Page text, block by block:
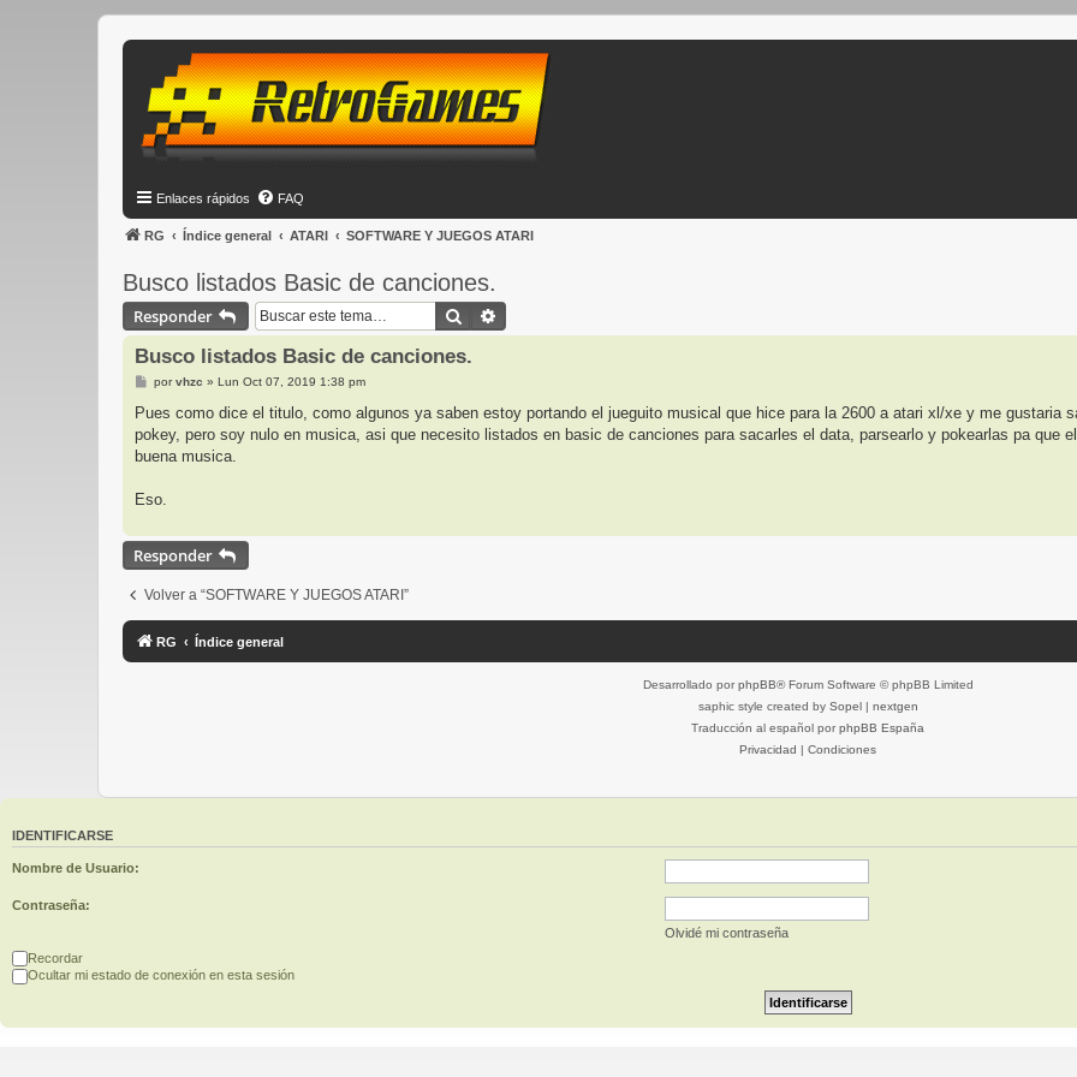
Enlaces rápidos FAQ
RG Índice general ATARI SOFTWARE Y JUEGOS ATARI
Busco listados Basic de canciones.
Responder Buscar
Busco listados Basic de canciones.
M
n
a
j
porvhzc » Lun Oct 07, 2019 1:38 pm
Pues como dice el titulo, como algunos ya saben estoy portando el jueguito musical que hice para la 2600 a atari xl/xe y me gustaria
pokey, pero soy nulo en musica, asi que necesito listados en basic de canciones para sacarles el data, parsearlo y pokearlas pa que
buena musica.
Eso.
Responder
Volver a “SOFTWARE Y JUEGOS ATARI”
RG Índice general
Desarrollado por phpBB® Forum Software © phpBB Limited
saphic style created by Sopel| nextgen
Traducción al español por phpBB España
Privacidad | Condiciones
IDENTIFICARSE
Nombre de Usuario:
Contraseña:
Olvidé mi contraseña
Recordar
Ocultar mi estado de conexión en esta sesión